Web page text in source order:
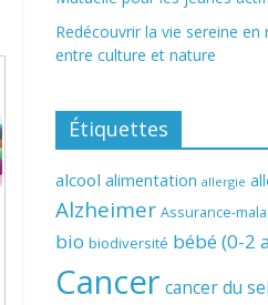
Redécouvrir la vie sereine en
entre culture et nature
Étiquettes
alcool alimentation allergie
Alzheimer Assurance-
bio biodiversité bébé (0-2
Cancer cancer du